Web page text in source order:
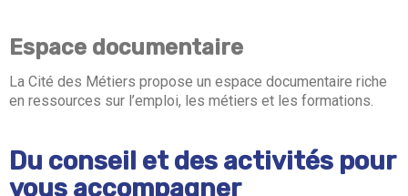
Espace documentaire
La Cité des Métiers propose un espace documentaire riche
en ressources sur l’emploi, les métiers et les formations.
Du conseil et des activités pour
vous accompagner